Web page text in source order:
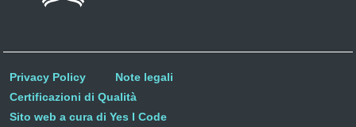
Privacy Policy
Note legali
Certificazioni di Qualità
Sito web a cura di Yes I Code